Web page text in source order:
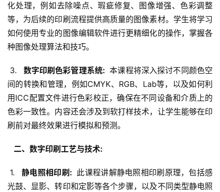
化处理，例如去除噪点、瑕疵修复、图像增强、色彩调整
等，为后续的印刷流程提供高质量的图像素材。学生将学习
如何使用专业的图像编辑软件进行更精细化的操作，掌握各
种图像处理算法和技巧。
3.
  数字印刷色彩管理系统:
本课程将深入探讨不同颜色空
间的转换和管理，例如CMYK、RGB、Lab等，以及如何利
用ICC配置文件进行色彩校正，确保在不同设备和介质上的
色彩一致性。内容还会涉及到软打样技术，让学生能够在印
刷前对最终效果进行模拟和预测。
  二、数字印刷工艺与技术:
1.
  静电照相印刷:
此课程讲解静电照相印刷原理，包括感
光鼓、显影、转印和定影等各个步骤，以及不同类型静电照